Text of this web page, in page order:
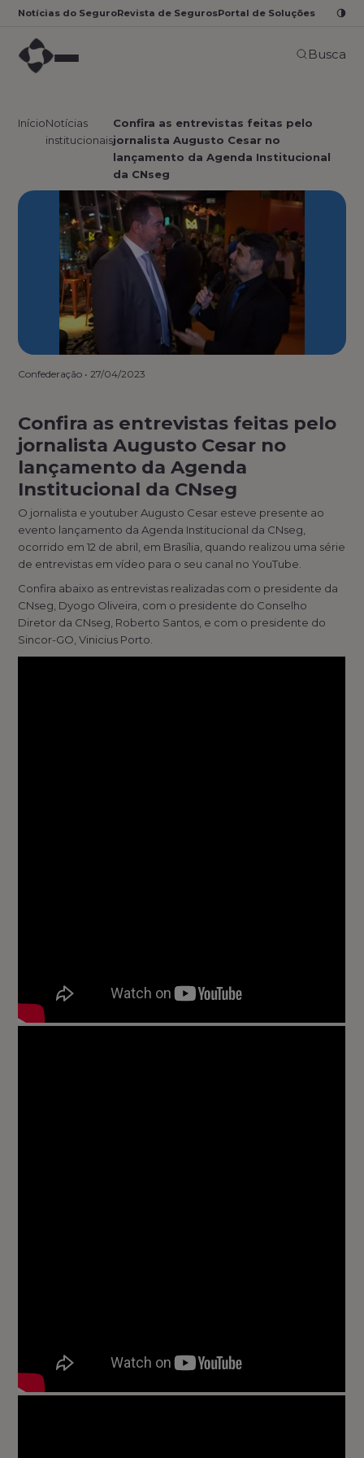
Notícias do SeguroRevista de SegurosPortal de Soluções
Busca
InícioNotícias
institucionais
Confira as entrevistas feitas pelo
jornalista Augusto Cesar no
lançamento da Agenda Institucional
da CNseg
Confederação • 27/04/2023
Confira as entrevistas feitas pelo
jornalista Augusto Cesar no
lançamento da Agenda
Institucional da CNseg
O jornalista e youtuber Augusto Cesar esteve presente ao
evento lançamento da Agenda Institucional da CNseg,
ocorrido em 12 de abril, em Brasília, quando realizou uma série
de entrevistas em vídeo para o seu canal no YouTube.
Confira abaixo as entrevistas realizadas com o presidente da
CNseg, Dyogo Oliveira, com o presidente do Conselho
Diretor da CNseg, Roberto Santos, e com o presidente do
Sincor-GO, Vinicius Porto.